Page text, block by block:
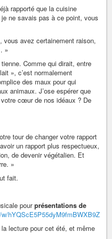
rapporté que la cuisine
ne savais pas à ce point, vous
avez certainement raison,
»
Comme qui dirait, entre
», c’est normalement
des maux pour qui
animaux. J’ose espérer que
cœur de nos idéaux ? De
tour de changer votre rapport
un rapport plus respectueux,
de devenir végétalien. Et
»
fait.
pourprésentations de
hYQScE5P55dyM9fmBWXB9Z
lecture pour cet été, et même